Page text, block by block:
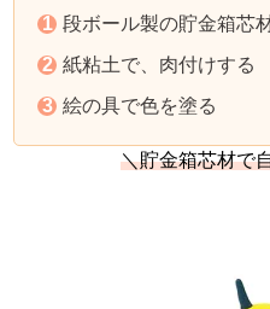
段ボール製の貯金箱芯
紙粘土で、肉付けする
絵の具で色を塗る
＼貯金箱芯材で